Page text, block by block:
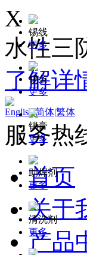
X
水性三
了解详
English|简体|繁体
服务热
首页
关于
产品
锡线
更多
锡条
更多
锡膏
更多
助焊剂
更多
清洗剂
更多